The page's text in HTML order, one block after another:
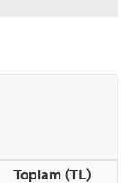
Toplam (TL)